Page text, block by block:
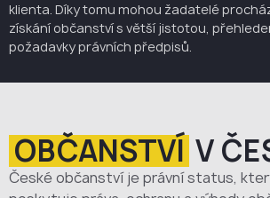
klienta. Díky tomu mohou žadatelé
získání občanství s větší jistotou,
požadavky právních předpisů.
OBČANSTVÍ V
České občanství je právní status,